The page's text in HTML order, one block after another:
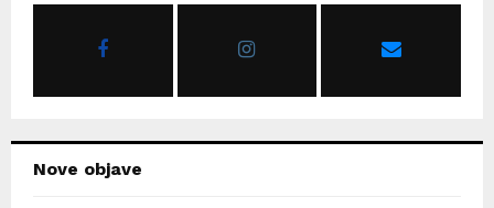
Nove objave